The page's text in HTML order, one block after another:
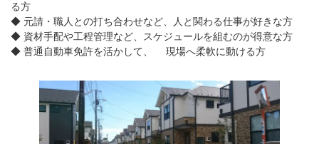
る方
◆ 元請・職人との打ち合わせなど、人と関わる仕事が好きな方
◆ 資材手配や工程管理など、スケジュールを組むのが得意な方
◆ 普通自動車免許を活かして、 現場へ柔軟に動ける方